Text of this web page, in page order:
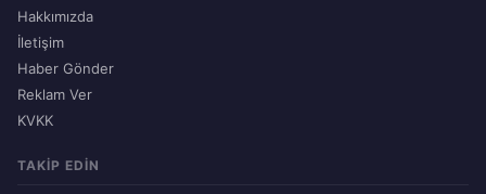
Hakkımızda
İletişim
Haber Gönder
Reklam Ver
KVKK
TAKIP EDIN